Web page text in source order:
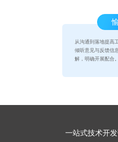
从沟通到落地提高
倾听意见与反馈信
解，明确开展配合。
一站式技术开